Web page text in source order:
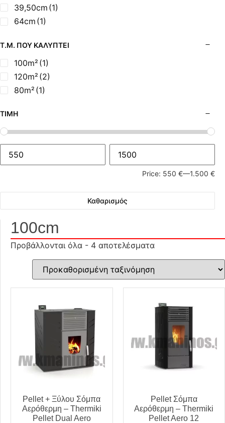
39,50cm (1)
64cm (1)
Τ.Μ. ΠΟΥ ΚΑΛΎΠΤΕΙ
100m² (1)
120m² (2)
80m² (1)
ΤΙΜΉ
Price: 550 €—1.500 €
Καθαρισμός
100cm
Προβάλλονται όλα - 4 αποτελέσματα
Pellet + Ξύλου Σόμπα
Αερόθερμη – Thermiki
Pellet Dual Aero
Pellet Σόμπα
Αερόθερμη – Thermiki
Pellet Aero 12